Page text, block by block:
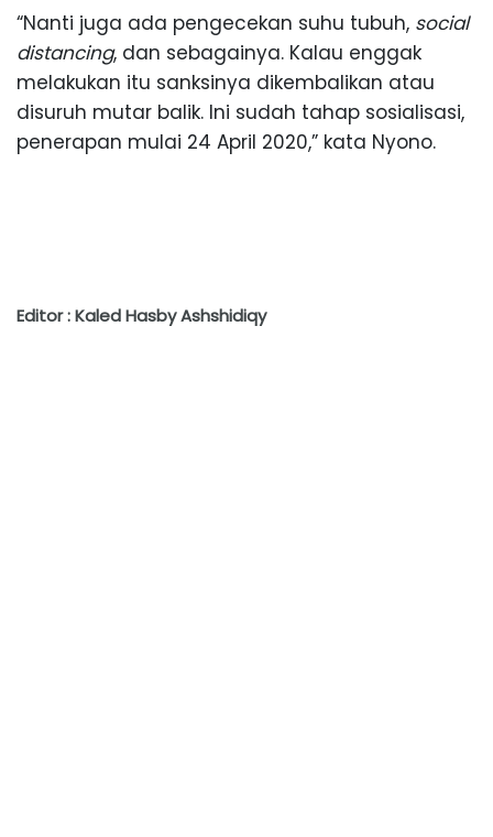
“Nanti juga ada pengecekan suhu tubuh, social
distancing, dan sebagainya. Kalau enggak
melakukan itu sanksinya dikembalikan atau
disuruh mutar balik. Ini sudah tahap sosialisasi,
penerapan mulai 24 April 2020,” kata Nyono.
Editor : Kaled Hasby Ashshidiqy